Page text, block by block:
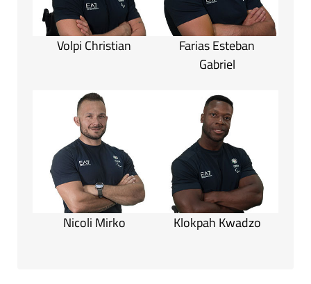
Volpi Christian
Farias Esteban
Gabriel
Nicoli Mirko Klokpah Kwadzo